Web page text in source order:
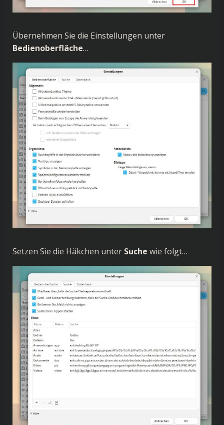
Übernehmen Sie die Einstellungen unter
Bedienoberfläche…
Setzen Sie die Häkchen unter Suche wie folgt…